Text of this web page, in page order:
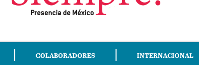
COLABORADORES INTERNACIONAL